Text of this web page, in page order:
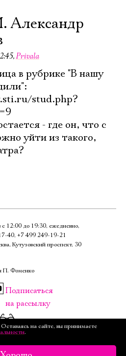
Александр
,Privala
в рубрике "В нашу
stud.php?
- где он, что с
уйти из такого,
12:00 до 19:30, ежедневно,
, +7 499 249‑19‑21
Кутузовский проспект, 30
П. Фоменко
Подписаться
на рассылку
на сайте, вы принимаете
.